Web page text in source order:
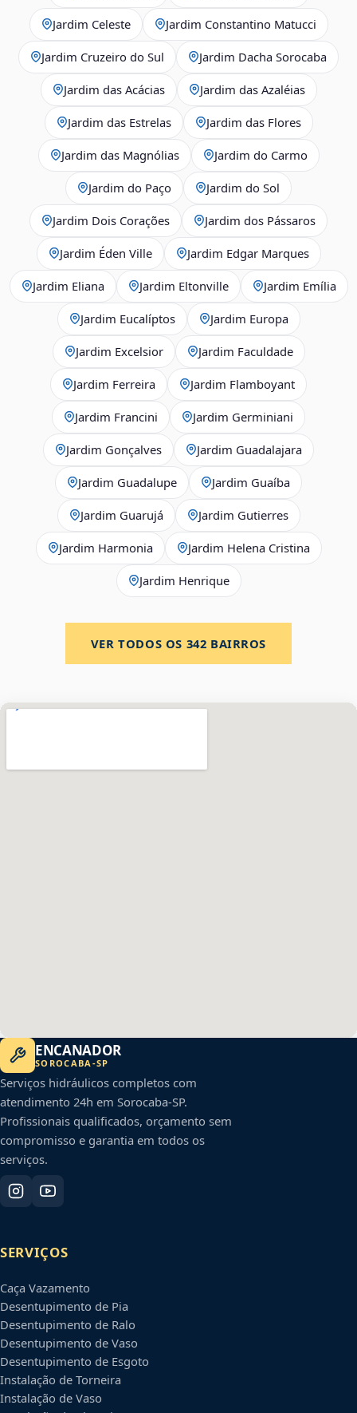
Jardim Celeste Jardim Constantino Matucci
Jardim Cruzeiro do Sul Jardim Dacha Sorocaba
Jardim das Acácias Jardim das Azaléias
Jardim das Estrelas Jardim das Flores
Jardim das Magnólias Jardim do Carmo
Jardim do Paço Jardim do Sol
Jardim Dois Corações Jardim dos Pássaros
Jardim Éden Ville Jardim Edgar Marques
Jardim Eliana Jardim Eltonville Jardim Emília
Jardim Eucalíptos Jardim Europa
Jardim Excelsior Jardim Faculdade
Jardim Ferreira Jardim Flamboyant
Jardim Francini Jardim Germiniani
Jardim Gonçalves Jardim Guadalajara
Jardim Guadalupe Jardim Guaíba
Jardim Guarujá Jardim Gutierres
Jardim Harmonia Jardim Helena Cristina
Jardim Henrique
VER TODOS OS 342 BAIRROS
ENCANADOR
SOROCABA -SP
Serviços hidráulicos completos com
atendimento 24h em Sorocaba-SP.
Profissionais qualificados, orçamento sem
compromisso e garantia em todos os
serviços.
SERVIÇOS
Caça Vazamento
Desentupimento de Pia
Desentupimento de Ralo
Desentupimento de Vaso
Desentupimento de Esgoto
Instalação de Torneira
Instalação de Vaso